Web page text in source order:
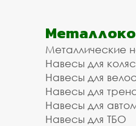
Металлические
Навесы для
Навесы для
Навесы для
Навесы для
Навесы для ТБО